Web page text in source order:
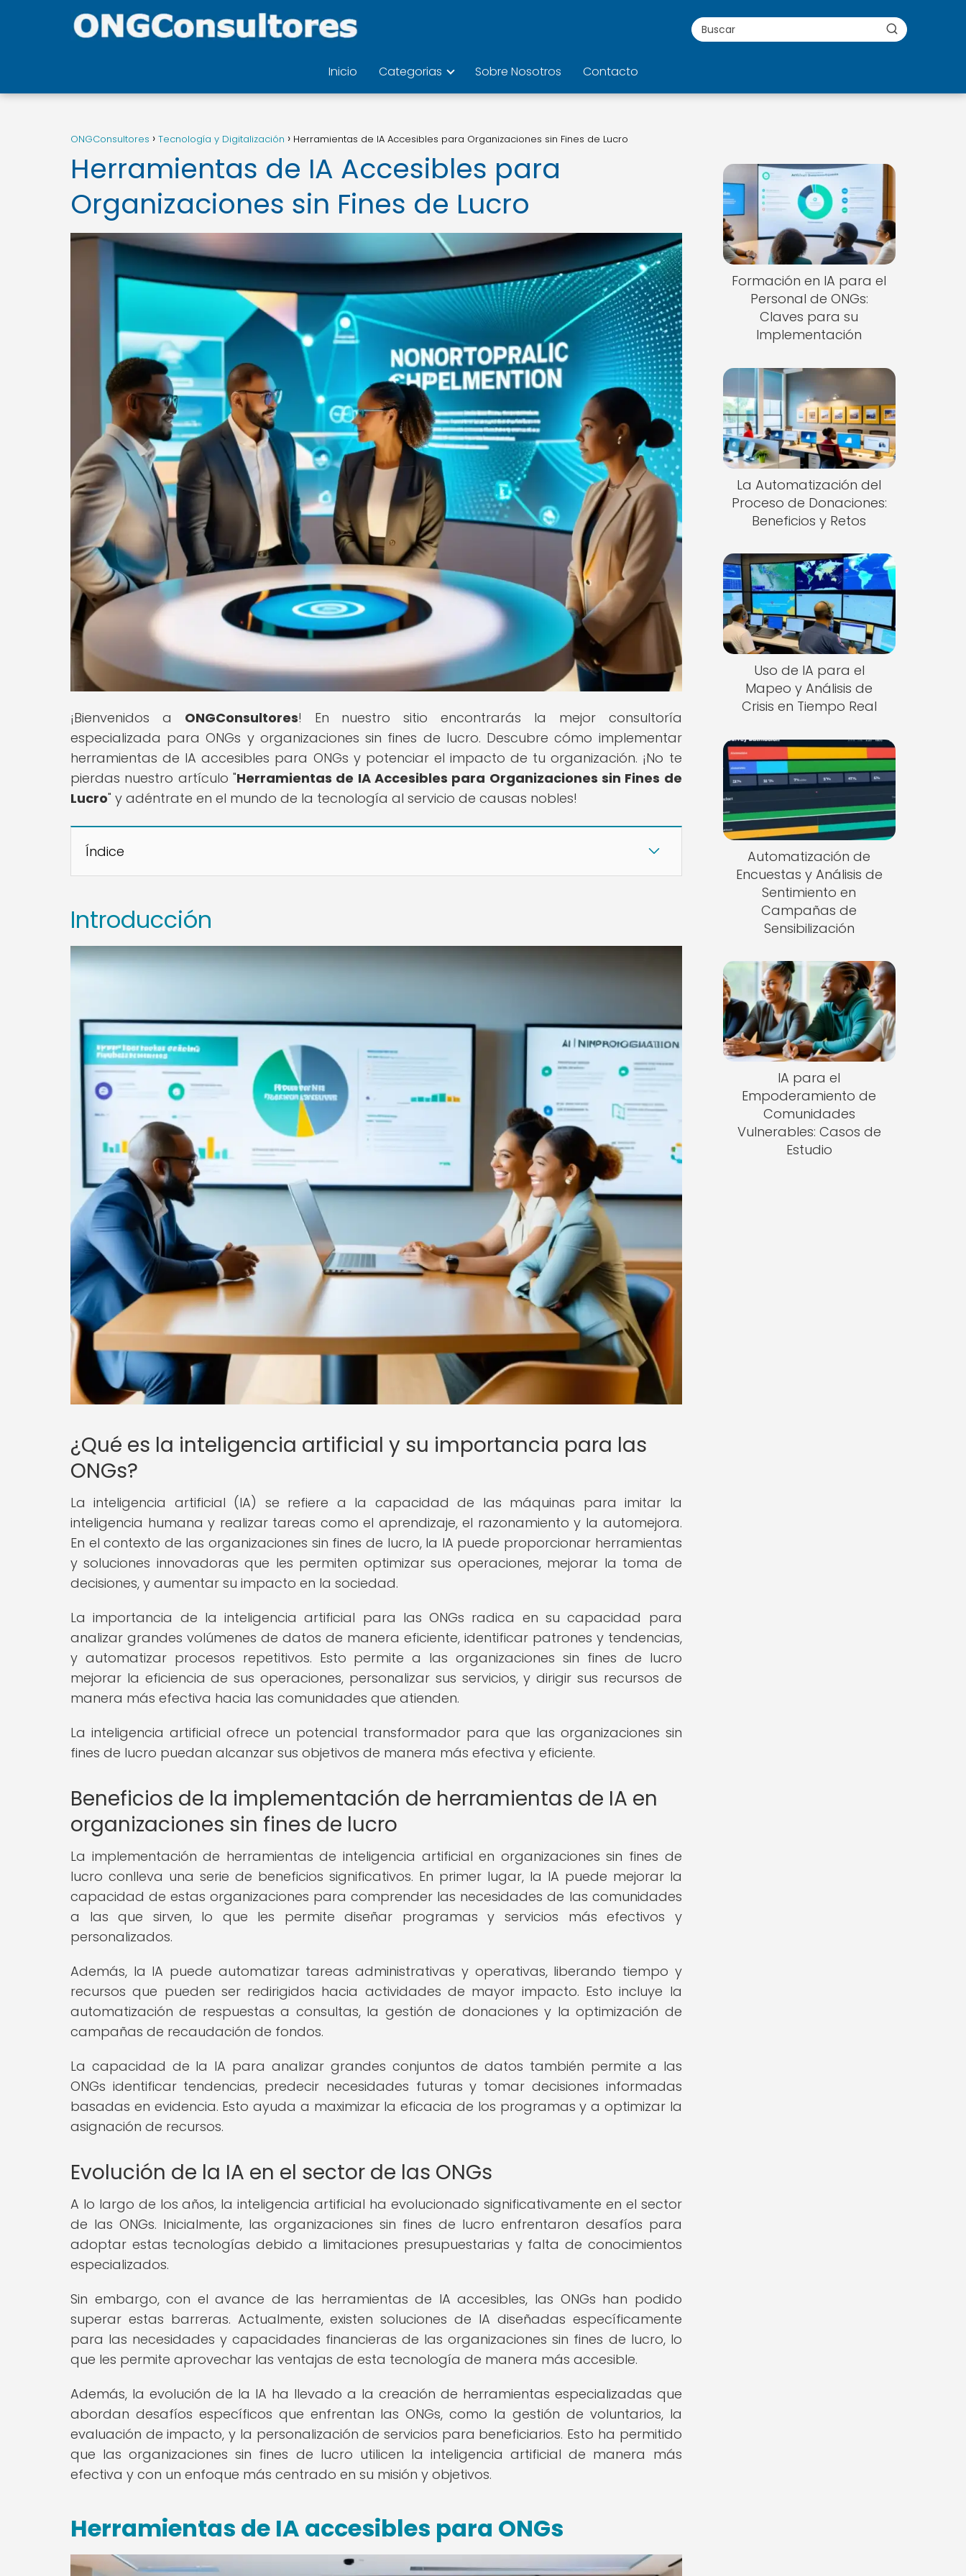
Inicio Categorias Sobre Nosotros Contacto
ONGConsultores Tecnología y Digitalización Herramientas de IA Accesibles para Organizaciones sin Fines de Lucro
Herramientas de IA Accesibles para
Organizaciones sin Fines de Lucro
¡Bienvenidos a ONGConsultores! En nuestro sitio encontrarás la mejor consultoría
especializada para ONGs y organizaciones sin fines de lucro. Descubre cómo implementar
herramientas de IA accesibles para ONGs y potenciar el impacto de tu organización. ¡No te
pierdas nuestro artículo "Herramientas de IA Accesibles para Organizaciones sin Fines de
Lucro" y adéntrate en el mundo de la tecnología al servicio de causas nobles!
Índice
Introducción
¿Qué es la inteligencia artificial y su importancia para las
ONGs?
La inteligencia artificial (IA) se refiere a la capacidad de las máquinas para imitar la
inteligencia humana y realizar tareas como el aprendizaje, el razonamiento y la automejora.
En el contexto de las organizaciones sin fines de lucro, la IA puede proporcionar herramientas
y soluciones innovadoras que les permiten optimizar sus operaciones, mejorar la toma de
decisiones, y aumentar su impacto en la sociedad.
La importancia de la inteligencia artificial para las ONGs radica en su capacidad para
analizar grandes volúmenes de datos de manera eficiente, identificar patrones y tendencias,
y automatizar procesos repetitivos. Esto permite a las organizaciones sin fines de lucro
mejorar la eficiencia de sus operaciones, personalizar sus servicios, y dirigir sus recursos de
manera más efectiva hacia las comunidades que atienden.
La inteligencia artificial ofrece un potencial transformador para que las organizaciones sin
fines de lucro puedan alcanzar sus objetivos de manera más efectiva y eficiente.
Beneficios de la implementación de herramientas de IA en
organizaciones sin fines de lucro
La implementación de herramientas de inteligencia artificial en organizaciones sin fines de
lucro conlleva una serie de beneficios significativos. En primer lugar, la IA puede mejorar la
capacidad de estas organizaciones para comprender las necesidades de las comunidades
a las que sirven, lo que les permite diseñar programas y servicios más efectivos y
personalizados.
Además, la IA puede automatizar tareas administrativas y operativas, liberando tiempo y
recursos que pueden ser redirigidos hacia actividades de mayor impacto. Esto incluye la
automatización de respuestas a consultas, la gestión de donaciones y la optimización de
campañas de recaudación de fondos.
La capacidad de la IA para analizar grandes conjuntos de datos también permite a las
ONGs identificar tendencias, predecir necesidades futuras y tomar decisiones informadas
basadas en evidencia. Esto ayuda a maximizar la eficacia de los programas y a optimizar la
asignación de recursos.
Evolución de la IA en el sector de las ONGs
A lo largo de los años, la inteligencia artificial ha evolucionado significativamente en el sector
de las ONGs. Inicialmente, las organizaciones sin fines de lucro enfrentaron desafíos para
adoptar estas tecnologías debido a limitaciones presupuestarias y falta de conocimientos
especializados.
Sin embargo, con el avance de las herramientas de IA accesibles, las ONGs han podido
superar estas barreras. Actualmente, existen soluciones de IA diseñadas específicamente
para las necesidades y capacidades financieras de las organizaciones sin fines de lucro, lo
que les permite aprovechar las ventajas de esta tecnología de manera más accesible.
Además, la evolución de la IA ha llevado a la creación de herramientas especializadas que
abordan desafíos específicos que enfrentan las ONGs, como la gestión de voluntarios, la
evaluación de impacto, y la personalización de servicios para beneficiarios. Esto ha permitido
que las organizaciones sin fines de lucro utilicen la inteligencia artificial de manera más
efectiva y con un enfoque más centrado en su misión y objetivos.
Herramientas de IA accesibles para ONGs
Formación en IA para el
Personal de ONGs:
Claves para su
Implementación
La Automatización del
Proceso de Donaciones:
Beneficios y Retos
Uso de IA para el
Mapeo y Análisis de
Crisis en Tiempo Real
Automatización de
Encuestas y Análisis de
Sentimiento en
Campañas de
Sensibilización
IA para el
Empoderamiento de
Comunidades
Vulnerables: Casos de
Estudio